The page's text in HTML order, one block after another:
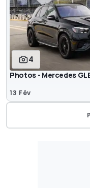
4
Photos - Mercedes
13 Fév